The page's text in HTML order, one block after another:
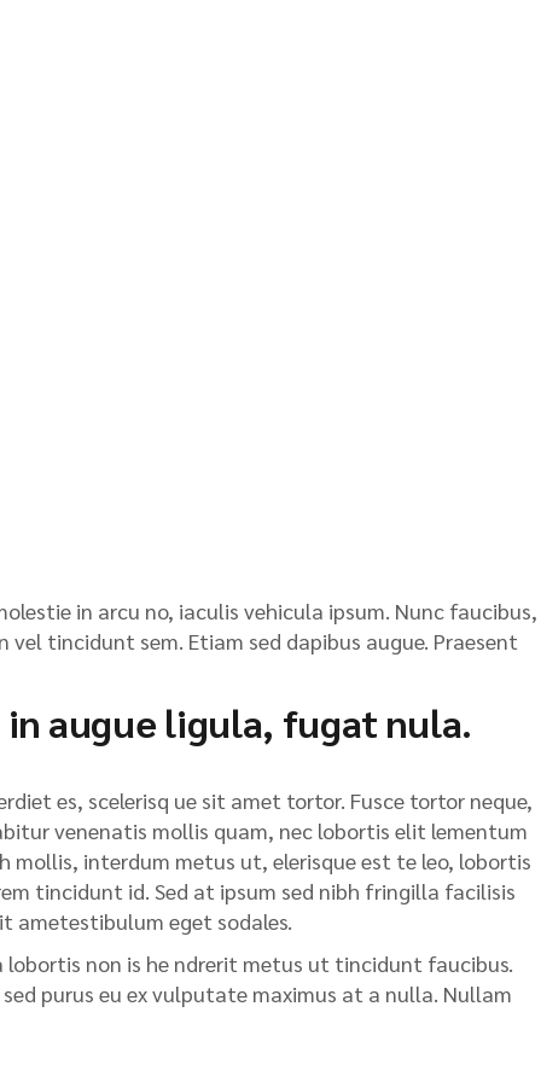
in arcu no, iaculis vehicula ipsum. Nunc faucibus,
tincidunt sem. Etiam sed dapibus augue. Praesent
augue ligula, fugat nula.
es, scelerisq ue sit amet tortor. Fusce tortor neque,
venenatis mollis quam, nec lobortis elit lementum
mollis, interdum metus ut, elerisque est te leo, lobortis
tincidunt id. Sed at ipsum sed nibh fringilla facilisis
ametestibulum eget sodales.
non is he ndrerit metus ut tincidunt faucibus.
purus eu ex vulputate maximus at a nulla. Nullam